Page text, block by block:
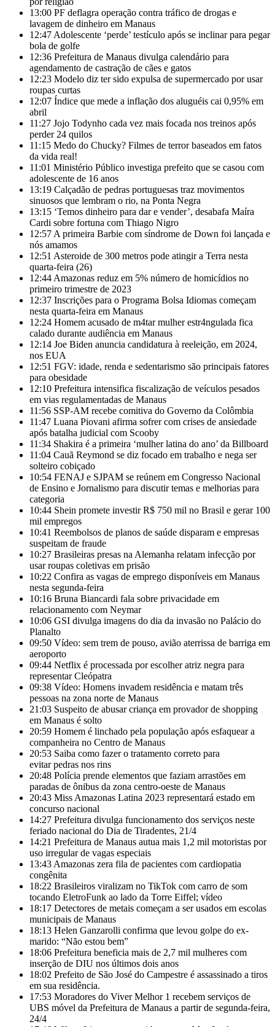
13:00 PF deflagra operação contra tráfico de drogas e
lavagem de dinheiro em Manaus
12:47 Adolescente ‘perde’ testículo após se inclinar para pegar
bola de golfe
12:36 Prefeitura de Manaus divulga calendário para
agendamento de castração de cães e gatos
12:23 Modelo diz ter sido expulsa de supermercado por usar
roupas curtas
12:07 Índice que mede a inflação dos aluguéis cai 0,95% em
abril
11:27 Jojo Todynho cada vez mais focada nos treinos após
perder 24 quilos
11:15 Medo do Chucky? Filmes de terror baseados em fatos
da vida real!
11:01 Ministério Público investiga prefeito que se casou com
adolescente de 16 anos
13:19 Calçadão de pedras portuguesas traz movimentos
sinuosos que lembram o rio, na Ponta Negra
13:15 ‘Temos dinheiro para dar e vender’, desabafa Maíra
Cardi sobre fortuna com Thiago Nigro
12:57 A primeira Barbie com síndrome de Down foi lançada e
nós amamos
12:51 Asteroide de 300 metros pode atingir a Terra nesta
quarta-feira (26)
12:44 Amazonas reduz em 5% número de homicídios no
primeiro trimestre de 2023
12:37 Inscrições para o Programa Bolsa Idiomas começam
nesta quarta-feira em Manaus
12:24 Homem acusado de m4tar mulher estr4ngulada fica
calado durante audiência em Manaus
12:14 Joe Biden anuncia candidatura à reeleição, em 2024,
nos EUA
12:51 FGV: idade, renda e sedentarismo são principais fatores
para obesidade
12:10 Prefeitura intensifica fiscalização de veículos pesados
em vias regulamentadas de Manaus
11:56 SSP-AM recebe comitiva do Governo da Colômbia
11:47 Luana Piovani afirma sofrer com crises de ansiedade
após batalha judicial com Scooby
11:34 Shakira é a primeira ‘mulher latina do ano’ da Billboard
11:04 Cauã Reymond se diz focado em trabalho e nega ser
solteiro cobiçado
10:54 FENAJ e SJPAM se reúnem em Congresso Nacional
de Ensino e Jornalismo para discutir temas e melhorias para
categoria
10:44 Shein promete investir R$ 750 mil no Brasil e gerar 100
mil empregos
10:41 Reembolsos de planos de saúde disparam e empresas
suspeitam de fraude
10:27 Brasileiras presas na Alemanha relatam infecção por
usar roupas coletivas em prisão
10:22 Confira as vagas de emprego disponíveis em Manaus
nesta segunda-feira
10:16 Bruna Biancardi fala sobre privacidade em
relacionamento com Neymar
10:06 GSI divulga imagens do dia da invasão no Palácio do
Planalto
09:50 Vídeo: sem trem de pouso, avião aterrissa de barriga em
aeroporto
09:44 Netflix é processada por escolher atriz negra para
representar Cleópatra
09:38 Vídeo: Homens invadem residência e matam três
pessoas na zona norte de Manaus
21:03 Suspeito de abusar criança em provador de shopping
em Manaus é solto
20:59 Homem é linchado pela população após esfaquear a
companheira no Centro de Manaus
20:53 Saiba como fazer o tratamento correto para
evitar pedras nos rins
20:48 Polícia prende elementos que faziam arrastões em
paradas de ônibus da zona centro-oeste de Manaus
20:43 Miss Amazonas Latina 2023 representará estado em
concurso nacional
14:27 Prefeitura divulga funcionamento dos serviços neste
feriado nacional do Dia de Tiradentes, 21/4
14:21 Prefeitura de Manaus autua mais 1,2 mil motoristas por
uso irregular de vagas especiais
13:43 Amazonas zera fila de pacientes com cardiopatia
congênita
18:22 Brasileiros viralizam no TikTok com carro de som
tocando EletroFunk ao lado da Torre Eiffel; vídeo
18:17 Detectores de metais começam a ser usados em escolas
municipais de Manaus
18:13 Helen Ganzarolli confirma que levou golpe do ex-
marido: “Não estou bem”
18:06 Prefeitura beneficia mais de 2,7 mil mulheres com
inserção de DIU nos últimos dois anos
18:02 Prefeito de São José do Campestre é assassinado a tiros
em sua residência.
17:53 Moradores do Viver Melhor 1 recebem serviços de
UBS móvel da Prefeitura de Manaus a partir de segunda-feira,
24/4